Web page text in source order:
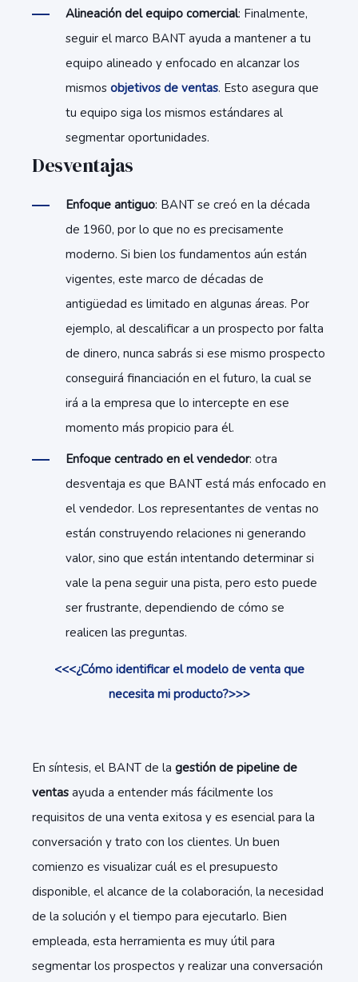
Alineación del equipo comercial: Finalmente,
seguir el marco BANT ayuda a mantener a tu
equipo alineado y enfocado en alcanzar los
mismos objetivos de ventas. Esto asegura que
tu equipo siga los mismos estándares al
segmentar oportunidades.
Desventajas
Enfoque antiguo: BANT se creó en la década
de 1960, por lo que no es precisamente
moderno. Si bien los fundamentos aún están
vigentes, este marco de décadas de
antigüedad es limitado en algunas áreas. Por
ejemplo, al descalificar a un prospecto por falta
de dinero, nunca sabrás si ese mismo prospecto
conseguirá financiación en el futuro, la cual se
irá a la empresa que lo intercepte en ese
momento más propicio para él.
Enfoque centrado en el vendedor: otra
desventaja es que BANT está más enfocado en
el vendedor. Los representantes de ventas no
están construyendo relaciones ni generando
valor, sino que están intentando determinar si
vale la pena seguir una pista, pero esto puede
ser frustrante, dependiendo de cómo se
realicen las preguntas.
<<<¿Cómo identificar el modelo de venta que
necesita mi producto?>>>
En síntesis, el BANT de la gestión de pipeline de
ventas ayuda a entender más fácilmente los
requisitos de una venta exitosa y es esencial para la
conversación y trato con los clientes. Un buen
comienzo es visualizar cuál es el presupuesto
disponible, el alcance de la colaboración, la necesidad
de la solución y el tiempo para ejecutarlo. Bien
empleada, esta herramienta es muy útil para
segmentar los prospectos y realizar una conversación